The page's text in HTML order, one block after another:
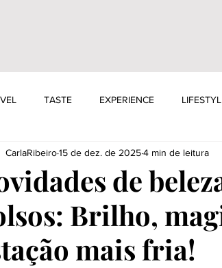
TASTE EXPERIENCE
de
Brilho,
mais fria!
CarlaRibeiro15 de dez. de 20254 min de leitura